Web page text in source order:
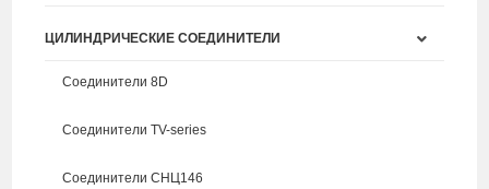
ЦИЛИНДРИЧЕСКИЕ СОЕДИНИТЕЛИ
Соединители 8D
Соединители TV-series
Соединители СНЦ146